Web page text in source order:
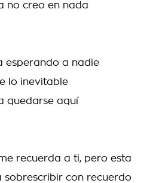
no creo en nada
esperando a nadie
lo inevitable
quedarse aquí
recuerda a ti, pero esta
sobrescribir con recuerdo